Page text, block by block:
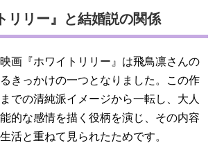
リリー』と結婚説の関係
画『ホワイトリリー』は飛鳥凛さんの
きっかけの一つとなりました。この作
での清純派イメージから一転し、大人
的な感情を描く役柄を演じ、その内容
活と重ねて見られたためです。